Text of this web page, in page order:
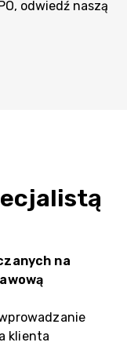
odwiedź naszą
na
klienta